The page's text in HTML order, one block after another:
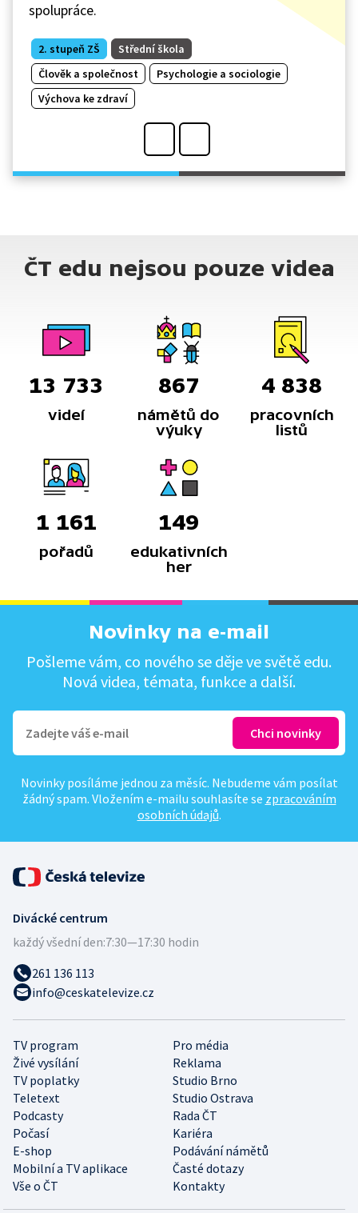
spolupráce.
2. stupeň ZŠ
Střední škola
Člověk a společnost
Psychologie a sociologie
Výchova ke zdraví
ČT edu nejsou pouze videa
13 733
videí
867
námětů do
výuky
4 838
pracovních
listů
1 161
pořadů
149
edukativních
her
Novinky na e-mail
Pošleme vám, co nového se děje ve světě edu.
Nová videa, témata, funkce a další.
Novinky posíláme jednou za měsíc. Nebudeme vám posílat
žádný spam. Vložením e-mailu souhlasíte se zpracováním
osobních údajů.